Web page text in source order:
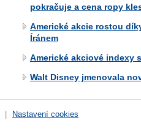
pokračuje a cena ropy
Americké akcie rostou
Íránem
Americké akciové indexy
Walt Disney jmenovala
Nastavení cookies